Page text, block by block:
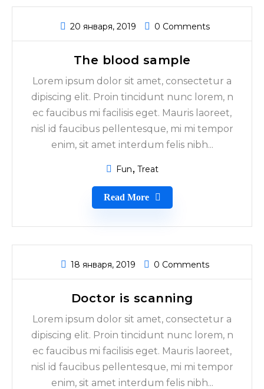
20 января, 2019 0 Comments
The blood sample
Lorem ipsum dolor sit amet, consectetur a
dipiscing elit. Proin tincidunt nunc lorem, n
ec faucibus mi facilisis eget. Mauris laoreet,
nisl id faucibus pellentesque, mi mi tempor
enim, sit amet interdum felis nibh...
Fun Treat
Read More
18 января, 2019 0 Comments
Doctor is scanning
Lorem ipsum dolor sit amet, consectetur a
dipiscing elit. Proin tincidunt nunc lorem, n
ec faucibus mi facilisis eget. Mauris laoreet,
nisl id faucibus pellentesque, mi mi tempor
enim, sit amet interdum felis nibh...